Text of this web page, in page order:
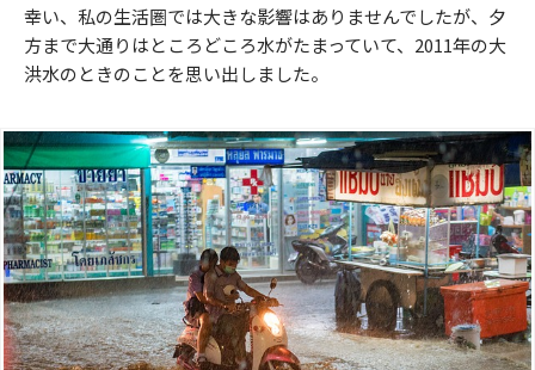
幸い、私の生活圏では大きな影響はありませんでしたが、夕
方まで大通りはところどころ水がたまっていて、2011年の大
洪水のときのことを思い出しました。